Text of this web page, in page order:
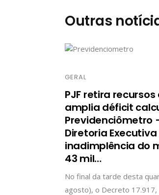
Outras
GERAL
PJF retira recursos
amplia déficit
Previdenciômetro
Diretoria
inadimplência do
43 mil…
No final da tarde desta
agosto), o Decreto